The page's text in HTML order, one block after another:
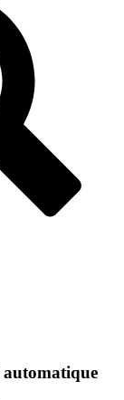
automatique